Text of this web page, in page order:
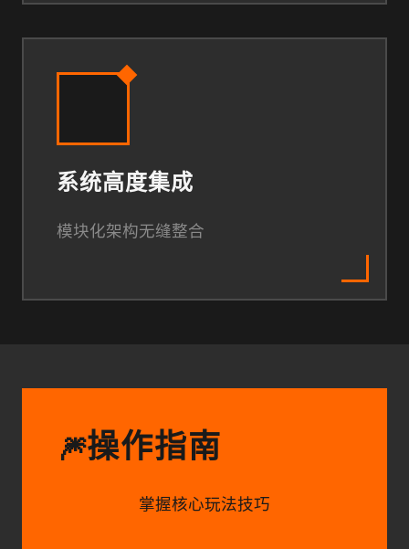
系统高度集成
模块化架构无缝整合
🎆操作指南
掌握核心玩法技巧